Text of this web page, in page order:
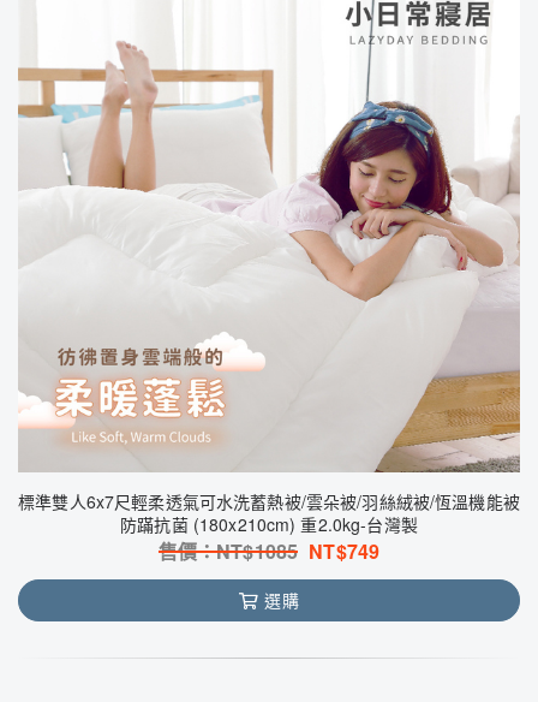
標準雙人6x7尺輕柔透氣可水洗蓄熱被/雲朵被/羽絲絨被/恆溫機能被
防蹣抗菌 (180x210cm) 重2.0kg-台灣製
售價：NT$1085 NT$749
選購